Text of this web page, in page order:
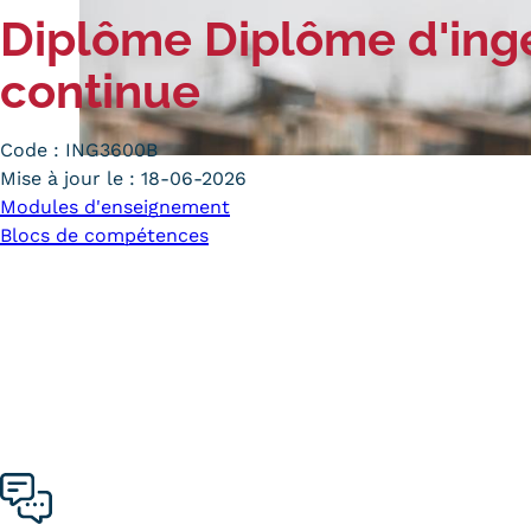
Quoi de neuf au Cnam BFC?
Actualités
Agenda
Revue de presse
Contact
Contacts services
Mentions
Diplôme Diplôme
continue
Code : ING3600B
Mise à jour le : 18-06-2026
Modules d'enseignement
Blocs de compétences